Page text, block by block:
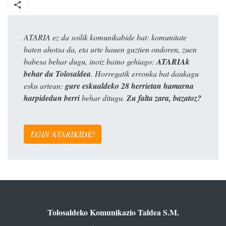
ATARIA ez da soilik komunikabide bat: komunitate
baten ahotsa da, eta urte hauen guztien ondoren, zuen
babesa behar dugu, inoiz baino gehiago: ATARIAk
behar du Tolosaldea. Horregatik erronka bat daukagu
esku artean: gure eskualdeko 28 herrietan hamarna
harpidedun berribehar ditugu. Zu falta zara, bazatoz?
EGIN ATARIKIDE!
Tolosaldeko Komunikazio Taldea S.M.